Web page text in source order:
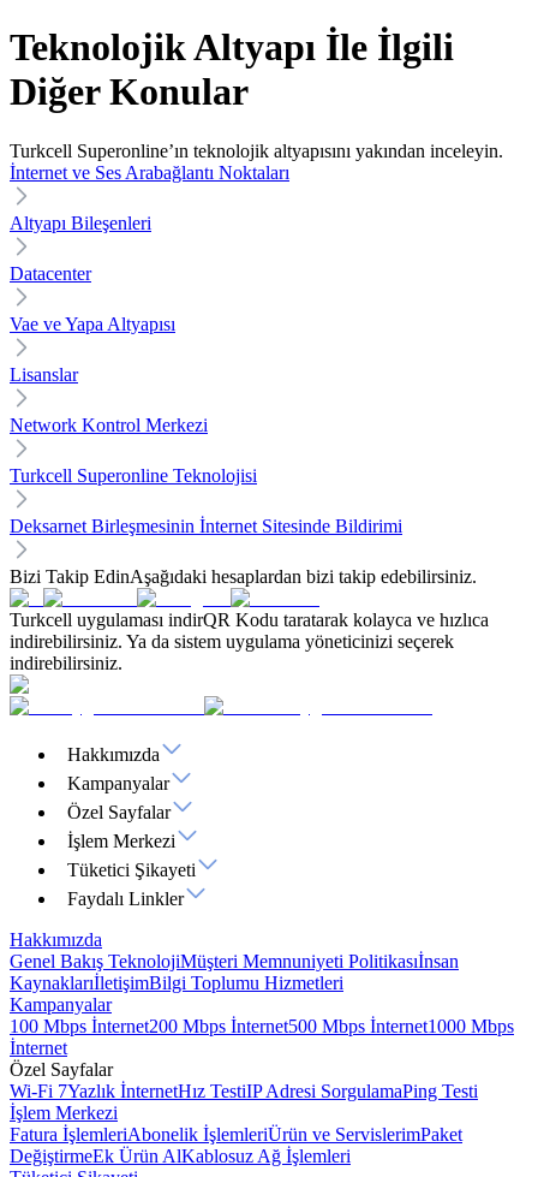
Teknolojik Altyapı İle İlgili
Diğer Konular
Turkcell Superonline’ın teknolojik altyapısını yakından inceleyin.
İnternet ve Ses Arabağlantı Noktaları
Altyapı Bileşenleri
Datacenter
Vae ve Yapa Altyapısı
Lisanslar
Network Kontrol Merkezi
Turkcell Superonline Teknolojisi
Deksarnet Birleşmesinin İnternet Sitesinde Bildirimi
Bizi Takip EdinAşağıdaki hesaplardan bizi takip edebilirsiniz.
Turkcell uygulaması indirQR Kodu taratarak kolayca ve hızlıca
indirebilirsiniz. Ya da sistem uygulama yöneticinizi seçerek
indirebilirsiniz.
Hakkımızda
Kampanyalar
Özel Sayfalar
İşlem Merkezi
Tüketici Şikayeti
Faydalı Linkler
Hakkımızda
Genel Bakış TeknolojiMüşteri Memnuniyeti Politikasıİnsan
KaynaklarıİletişimBilgi Toplumu Hizmetleri
Kampanyalar
100 Mbps İnternet200 Mbps İnternet500 Mbps İnternet1000 Mbps
İnternet
Özel Sayfalar
Wi-Fi 7Yazlık İnternetHız TestiIP Adresi SorgulamaPing Testi
İşlem Merkezi
Fatura İşlemleriAbonelik İşlemleriÜrün ve ServislerimPaket
DeğiştirmeEk Ürün AlKablosuz Ağ İşlemleri